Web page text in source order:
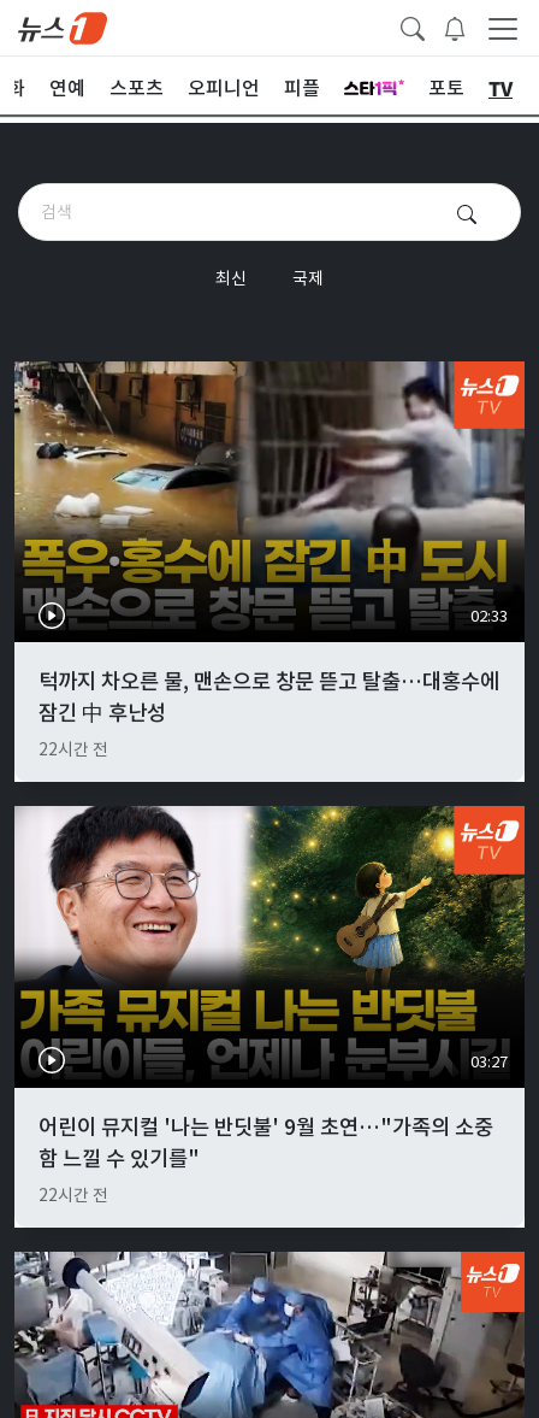
화 연예 스포츠 오피니언 피플 포토 TV
최신 국제
02:33
턱까지 차오른 물, 맨손으로 창문 뜯고 탈출…대홍수에
잠긴 中 후난성
22시간 전
03:27
어린이 뮤지컬 '나는 반딧불' 9월 초연…"가족의 소중
함 느낄 수 있기를"
22시간 전